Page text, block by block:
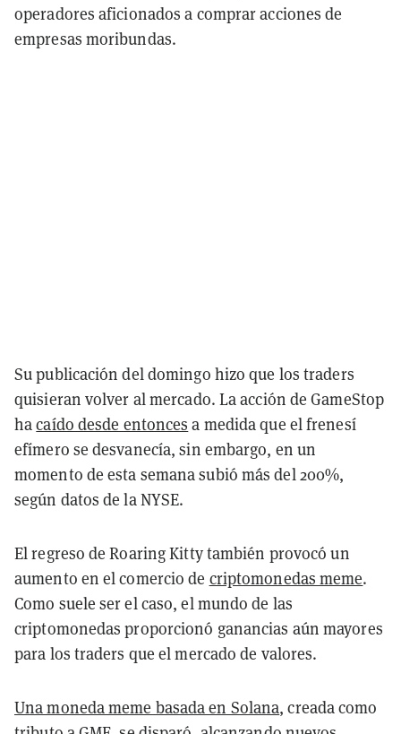
operadores aficionados a comprar acciones de
empresas moribundas.
Su publicación del domingo hizo que los traders
quisieran volver al mercado. La acción de GameStop
hacaído desde entonces a medida que el frenesí
efímero se desvanecía, sin embargo, en un
momento de esta semana subió más del 200%,
según datos de la NYSE.
El regreso de Roaring Kitty también provocó un
aumento en el comercio de criptomonedas meme.
Como suele ser el caso, el mundo de las
criptomonedas proporcionó ganancias aún mayores
para los traders que el mercado de valores.
Una moneda meme basada en Solana, creada como